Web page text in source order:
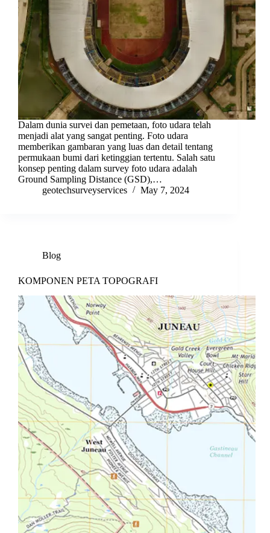
Dalam dunia survei dan pemetaan, foto udara telah
menjadi alat yang sangat penting. Foto udara
memberikan gambaran yang luas dan detail tentang
permukaan bumi dari ketinggian tertentu. Salah satu
konsep penting dalam survey foto udara adalah
Ground Sampling Distance (GSD),…
geotechsurveyservices
May 7, 2024
Blog
KOMPONEN PETA TOPOGRAFI